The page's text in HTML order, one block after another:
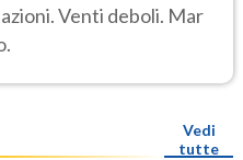
Venti deboli. Mar
Vedi
tutte